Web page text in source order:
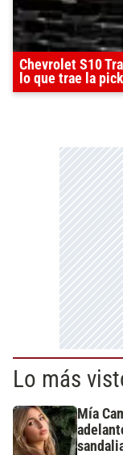
Chevrolet S10
lo que trae la
Lo más
Mía